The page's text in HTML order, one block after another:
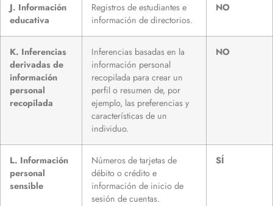
J. Información
educativa
Registros de estudiantes e
información de directorios.
NO
K. Inferencias
derivadas de
información
personal
recopilada
Inferencias basadas en la
información personal
recopilada para crear un
perfil o resumen de, por
ejemplo, las preferencias y
características de un
individuo.
NO
L. Información
personal
sensible
Números de tarjetas de
débito o crédito e
información de inicio de
sesión de cuentas.
SÍ